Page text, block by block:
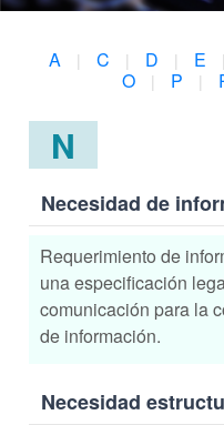
A | C | D | E |
O | P |
N
Necesidad de
Requerimiento de
una especificación
comunicación para la
de información.
Necesidad